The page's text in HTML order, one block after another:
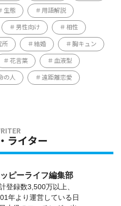
生態 用語解説
男性向け 相性
所 結婚 胸キュン
花言葉 血液型
の人 遠距離恋愛
ライター
ピーライフ編集部
登録数3,500万以上、
年より運営している日